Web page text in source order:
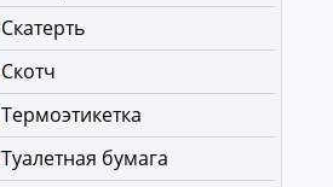
Скатерть
Скотч
Термоэтикетка
Туалетная бумага